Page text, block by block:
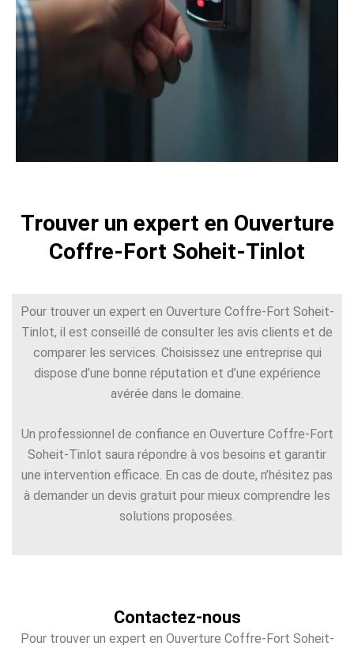
Trouver un expert en Ouverture
Coffre-Fort Soheit-Tinlot
Pour trouver un expert en Ouverture Coffre-Fort Soheit-
Tinlot, il est conseillé de consulter les avis clients et de
comparer les services. Choisissez une entreprise qui
dispose d’une bonne réputation et d’une expérience
avérée dans le domaine.
Un professionnel de confiance en Ouverture Coffre-Fort
Soheit-Tinlot saura répondre à vos besoins et garantir
une intervention efficace. En cas de doute, n’hésitez pas
à demander un devis gratuit pour mieux comprendre les
solutions proposées.
Contactez-nous
Pour trouver un expert en Ouverture Coffre-Fort Soheit-